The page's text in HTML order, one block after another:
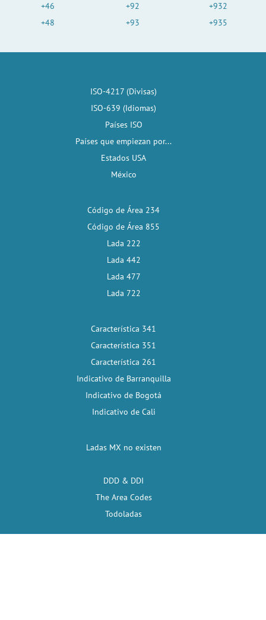
+46
+48
+92
+93
+932
+935
ISO-4217 (Divisas)
ISO-639 (Idiomas)
Países ISO
Países que empiezan por...
Estados USA
México
Código de Área 234
Código de Área 855
Lada 222
Lada 442
Lada 477
Lada 722
Característica 341
Característica 351
Característica 261
Indicativo de Barranquilla
Indicativo de Bogotá
Indicativo de Cali
Ladas MX no existen
DDD & DDI
The Area Codes
Todoladas